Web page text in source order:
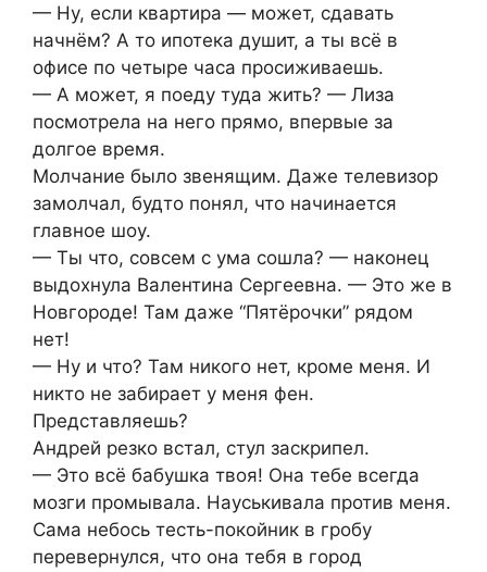
— Ну, если квартира — может, сдавать
начнём? А то ипотека душит, а ты всё в
офисе по четыре часа просиживаешь.
— А может, я поеду туда жить? — Лиза
посмотрела на него прямо, впервые за
долгое время.
Молчание было звенящим. Даже телевизор
замолчал, будто понял, что начинается
главное шоу.
— Ты что, совсем с ума сошла? — наконец
выдохнула Валентина Сергеевна. — Это же в
Новгороде! Там даже “Пятёрочки” рядом
нет!
— Ну и что? Там никого нет, кроме меня. И
никто не забирает у меня фен.
Представляешь?
Андрей резко встал, стул заскрипел.
— Это всё бабушка твоя! Она тебе всегда
мозги промывала. Науськивала против меня.
Сама небось тесть-покойник в гробу
перевернулся, что она тебя в город